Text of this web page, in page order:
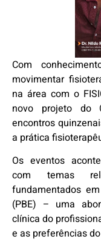
Com
movimentar
na área com o
novo projeto do
encontros
a prática
Os eventos
com temas
fundamentados
(PBE) – uma
clínica do
e as preferências